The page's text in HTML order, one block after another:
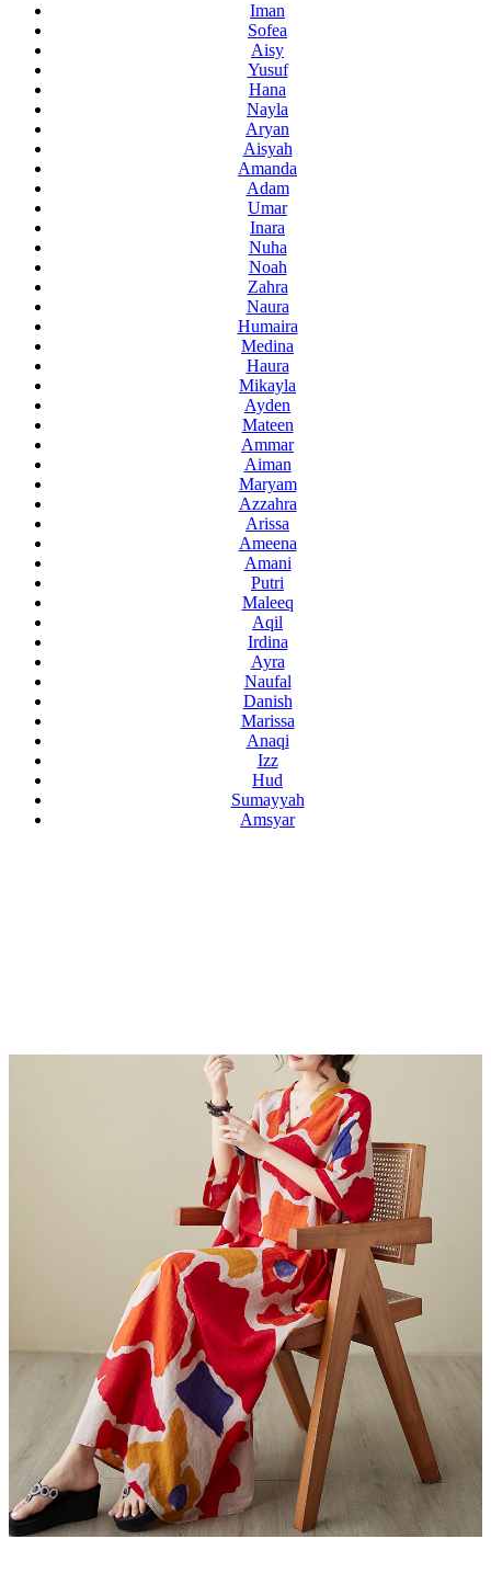
Iman
Sofea
Aisy
Yusuf
Hana
Nayla
Aryan
Aisyah
Amanda
Adam
Umar
Inara
Nuha
Noah
Zahra
Naura
Humaira
Medina
Haura
Mikayla
Ayden
Mateen
Ammar
Aiman
Maryam
Azzahra
Arissa
Ameena
Amani
Putri
Maleeq
Aqil
Irdina
Ayra
Naufal
Danish
Marissa
Anaqi
Izz
Hud
Sumayyah
Amsyar